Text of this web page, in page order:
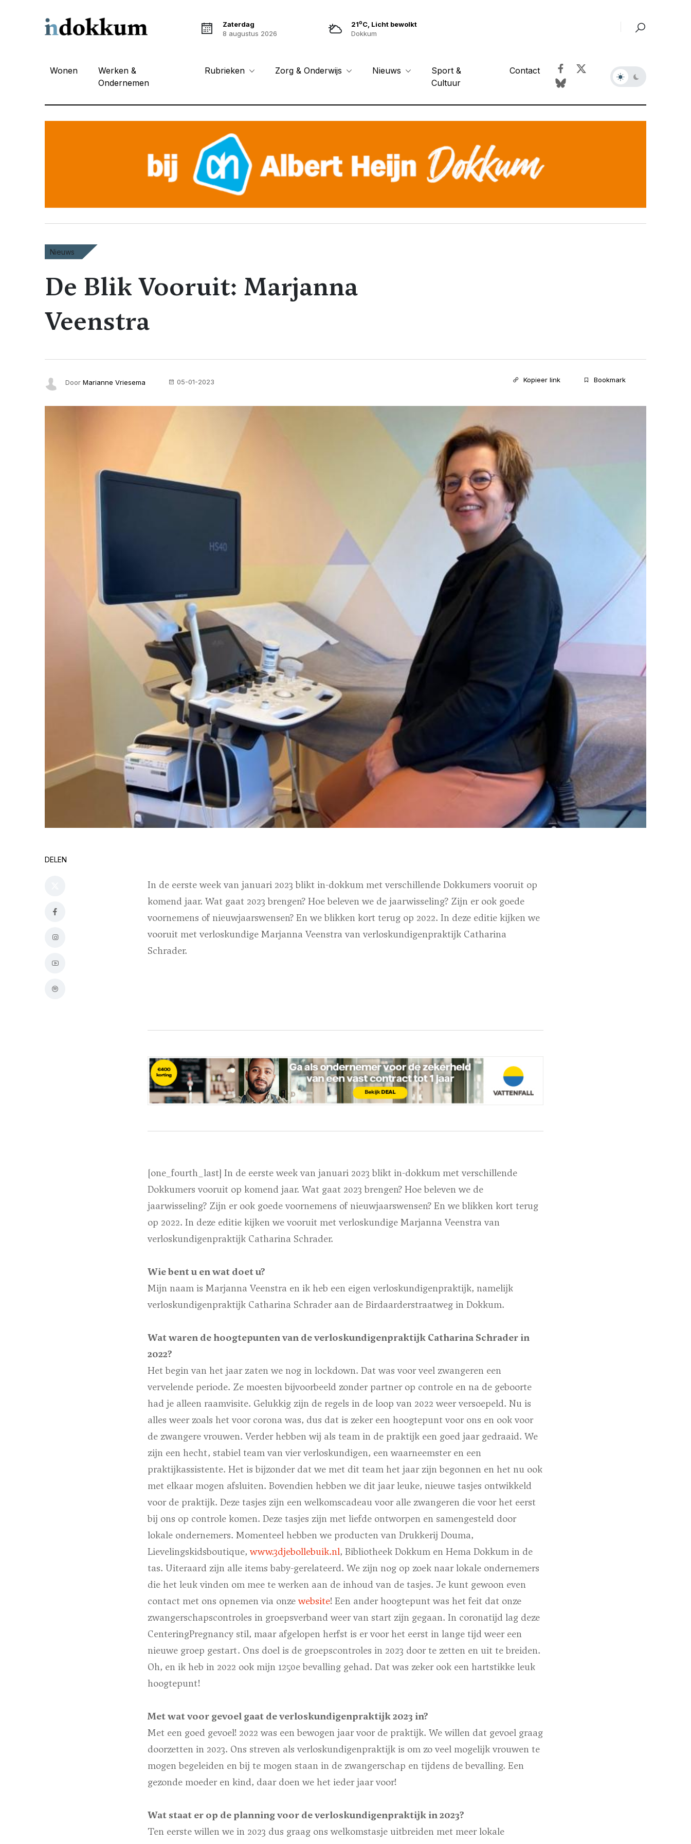
Zaterdag
8 augustus 2026
21oC, Licht bewolkt
Dokkum
Wonen
Werken &
Ondernemen
Rubrieken Zorg & Onderwijs Nieuws
Sport &
Cultuur
Contact
Nieuws
De Blik Vooruit: Marjanna
Veenstra
Door Marianne Vriesema 05-01-2023 Kopieer link Bookmark
DELEN
In de eerste week van januari 2023 blikt in-dokkum met verschillende Dokkumers vooruit op
komend jaar. Wat gaat 2023 brengen? Hoe beleven we de jaarwisseling? Zijn er ook goede
voornemens of nieuwjaarswensen? En we blikken kort terug op 2022. In deze editie kijken we
vooruit met verloskundige Marjanna Veenstra van verloskundigenpraktijk Catharina
Schrader.
[one_fourth_last] In de eerste week van januari 2023 blikt in-dokkum met verschillende
Dokkumers vooruit op komend jaar. Wat gaat 2023 brengen? Hoe beleven we de
jaarwisseling? Zijn er ook goede voornemens of nieuwjaarswensen? En we blikken kort terug
op 2022. In deze editie kijken we vooruit met verloskundige Marjanna Veenstra van
verloskundigenpraktijk Catharina Schrader.
Wie bent u en wat doet u?
Mijn naam is Marjanna Veenstra en ik heb een eigen verloskundigenpraktijk, namelijk
verloskundigenpraktijk Catharina Schrader aan de Birdaarderstraatweg in Dokkum.
Wat waren de hoogtepunten van de verloskundigenpraktijk Catharina Schrader in
2022?
Het begin van het jaar zaten we nog in lockdown. Dat was voor veel zwangeren een
vervelende periode. Ze moesten bijvoorbeeld zonder partner op controle en na de geboorte
had je alleen raamvisite. Gelukkig zijn de regels in de loop van 2022 weer versoepeld. Nu is
alles weer zoals het voor corona was, dus dat is zeker een hoogtepunt voor ons en ook voor
de zwangere vrouwen. Verder hebben wij als team in de praktijk een goed jaar gedraaid. We
zijn een hecht, stabiel team van vier verloskundigen, een waarneemster en een
praktijkassistente. Het is bijzonder dat we met dit team het jaar zijn begonnen en het nu ook
met elkaar mogen afsluiten. Bovendien hebben we dit jaar leuke, nieuwe tasjes ontwikkeld
voor de praktijk. Deze tasjes zijn een welkomscadeau voor alle zwangeren die voor het eerst
bij ons op controle komen. Deze tasjes zijn met liefde ontworpen en samengesteld door
lokale ondernemers. Momenteel hebben we producten van Drukkerij Douma,
Lievelingskidsboutique,www.3djebollebuik.nl, Bibliotheek Dokkum en Hema Dokkum in de
tas. Uiteraard zijn alle items baby-gerelateerd. We zijn nog op zoek naar lokale ondernemers
die het leuk vinden om mee te werken aan de inhoud van de tasjes. Je kunt gewoon even
contact met ons opnemen via onzewebsite! Een ander hoogtepunt was het feit dat onze
zwangerschapscontroles in groepsverband weer van start zijn gegaan. In coronatijd lag deze
CenteringPregnancy stil, maar afgelopen herfst is er voor het eerst in lange tijd weer een
nieuwe groep gestart. Ons doel is de groepscontroles in 2023 door te zetten en uit te breiden.
Oh, en ik heb in 2022 ook mijn 1250e bevalling gehad. Dat was zeker ook een hartstikke leuk
hoogtepunt!
Met wat voor gevoel gaat de verloskundigenpraktijk 2023 in?
Met een goed gevoel! 2022 was een bewogen jaar voor de praktijk. We willen dat gevoel graag
doorzetten in 2023. Ons streven als verloskundigenpraktijk is om zo veel mogelijk vrouwen te
mogen begeleiden en bij te mogen staan in de zwangerschap en tijdens de bevalling. Een
gezonde moeder en kind, daar doen we het ieder jaar voor!
Wat staat er op de planning voor de verloskundigenpraktijk in 2023?
Ten eerste willen we in 2023 dus graag ons welkomstasje uitbreiden met meer lokale